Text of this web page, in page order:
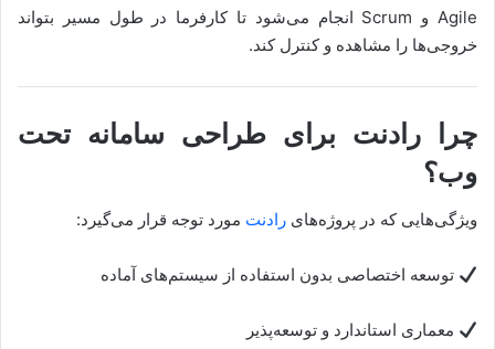
Agile و Scrum انجام می‌شود تا کارفرما در طول مسیر بتواند
خروجی‌ها را مشاهده و کنترل کند.
چرا رادنت برای طراحی سامانه تحت
وب؟
ویژگی‌هایی که در پروژه‌های رادنت مورد توجه قرار می‌گیرد:
توسعه اختصاصی بدون استفاده از سیستم‌های آماده
معماری استاندارد و توسعه‌پذیر